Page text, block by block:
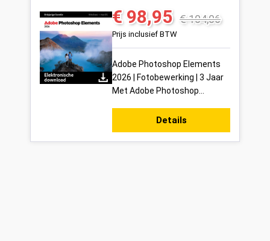
Verkoopprijs:
€ 98,95 Normale prijs:
€ 104,06
Prijs inclusief BTW
Adobe Photoshop Elements
2026 | Fotobewerking | 3 Jaar
Met Adobe Photoshop
de krachtigste en tegelijk
meest gebruiksvri...
Details